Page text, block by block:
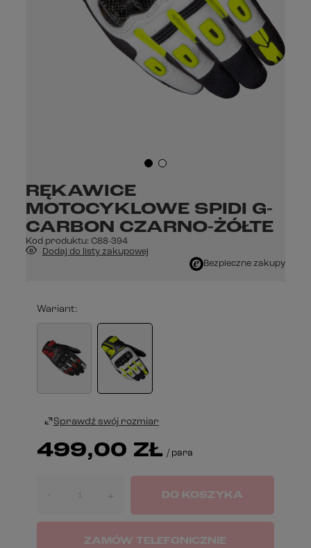
RĘKAWICE
MOTOCYKLOWE SPIDI G-
CARBON CZARNO-ŻÓŁTE
Kod produktu: C88-394
Dodaj do listy zakupowej
Bezpieczne zakupy
Wariant
Sprawdź swój rozmiar
499,00 ZŁ / para
- + DO KOSZYKA
ZAMÓW TELEFONICZNIE